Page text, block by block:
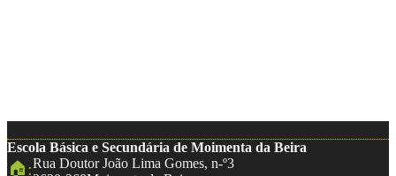
Escola Básica e Secundária de Moimenta da Beira
🏠:Rua Doutor João Lima Gomes, n-º3